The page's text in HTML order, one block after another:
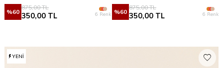
%60
875,00TL
350,00 TL 6 Renk %60
875,00TL
350,00 TL 6 Renk
YENI